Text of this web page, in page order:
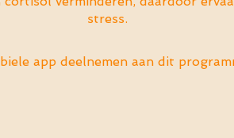
stress.
app deelnemen aan dit